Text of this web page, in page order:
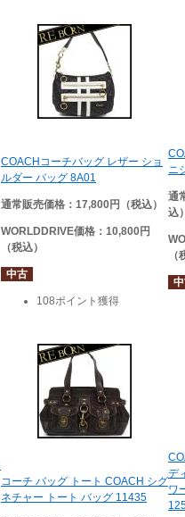
COACHコーチバッグ レザー ショ
ルダー バッグ 8A01
通常販売価格：17,800円（税込）
WORLDDRIVE価格：10,800円
（税込）
中古
108ポイント獲得
ニ
通
込
コーチ バッグ トート COACH シグ
ネチャー トート バッグ 11435
デ
ワ